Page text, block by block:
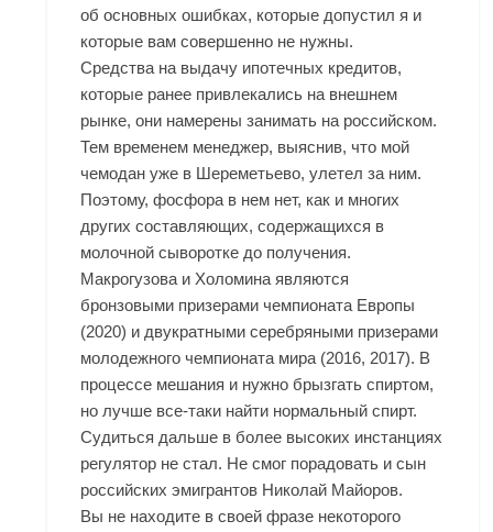
об основных ошибках, которые допустил я и
которые вам совершенно не нужны.
Средства на выдачу ипотечных кредитов,
которые ранее привлекались на внешнем
рынке, они намерены занимать на российском.
Тем временем менеджер, выяснив, что мой
чемодан уже в Шереметьево, улетел за ним.
Поэтому, фосфора в нем нет, как и многих
других составляющих, содержащихся в
молочной сыворотке до получения.
Макрогузова и Холомина являются
бронзовыми призерами чемпионата Европы
(2020) и двукратными серебряными призерами
молодежного чемпионата мира (2016, 2017). В
процессе мешания и нужно брызгать спиртом,
но лучше все-таки найти нормальный спирт.
Судиться дальше в более высоких инстанциях
регулятор не стал. Не смог порадовать и сын
российских эмигрантов Николай Майоров.
Вы не находите в своей фразе некоторого